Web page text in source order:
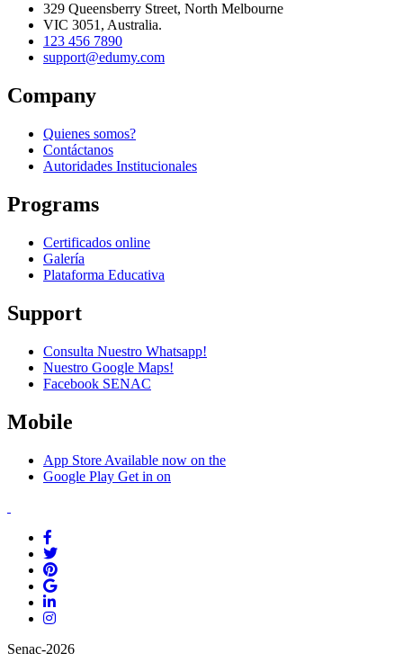
329 Queensberry Street, North Melbourne
VIC 3051, Australia.
123 456 7890
support@edumy.com
Company
Quienes somos?
Contáctanos
Autoridades Institucionales
Programs
Certificados online
Galería
Plataforma Educativa
Support
Consulta Nuestro Whatsapp!
Nuestro Google Maps!
Facebook SENAC
Mobile
App Store Available now on the
Google Play Get in on
Senac-2026